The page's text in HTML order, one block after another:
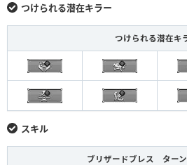
つけられる潜在キラー
つけられる潜在キ
スキル
ブリザードブレス ター